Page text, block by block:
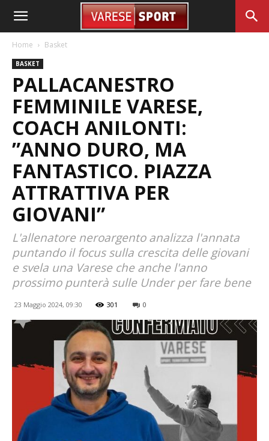
Home Basket
BASKET
PALLACANESTRO
FEMMINILE VARESE,
COACH ANILONTI:
”ANNO DURO, MA
FANTASTICO. PIAZZA
ATTRATTIVA PER
GIOVANI”
L'allenatore neroargento analizza l'annata
puntando il focus sulla crescita delle giovani
e svela una Varese che anche l'anno
prossimo punterà sulle Under per fare bene
23 Maggio 2024, 09:30 301 0